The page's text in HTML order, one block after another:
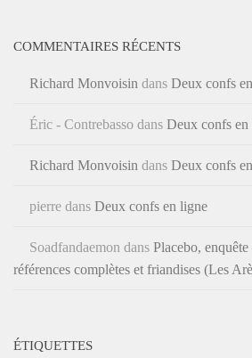
COMMENTAIRES RÉCENTS
Richard Monvoisin dans Deux confs
Éric - Contrebasso dans Deux confs en
Richard Monvoisin dans Deux confs
pierre dans Deux confs en ligne
Soadfandaemon dans Placebo,
références complètes et friandises (Les
ÉTIQUETTES